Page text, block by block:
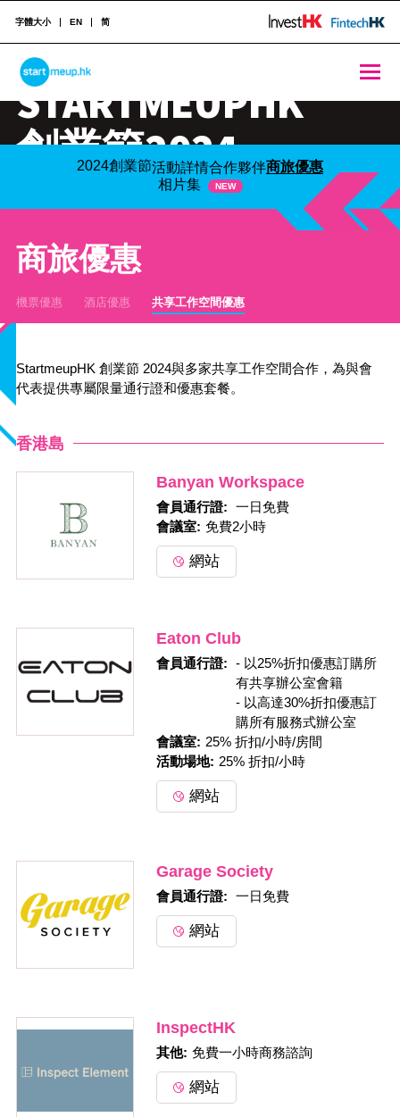
字體大小 EN 简
STARTMEUPHK
創業節2024
2024創業節活動詳情合作夥伴商旅優惠
相片集
NEW
商旅優惠
機票優惠 酒店優惠 共享工作空間優惠
StartmeupHK 創業節 2024與多家共享工作空間合作，為與會
代表提供專屬限量通行證和優惠套餐。
香港島
Banyan Workspace
會員通行證: 一日免費
會議室: 免費2小時
網站
Eaton Club
會員通行證: - 以25%折扣優惠訂購所
有共享辦公室會籍
- 以高達30%折扣優惠訂
購所有服務式辦公室
會議室: 25% 折扣/小時/房間
活動場地: 25% 折扣/小時
網站
Garage Society
會員通行證: 一日免費
網站
InspectHK
其他: 免費一小時商務諮詢
網站